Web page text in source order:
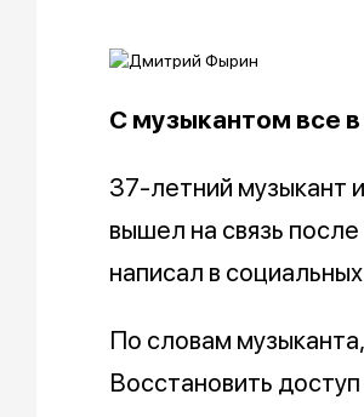
С музыкантом все
37-летний музыкант
вышел на связь
написал в
По словам
Восстановить